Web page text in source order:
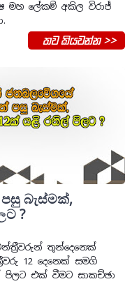
ලේකම් අකිල විරාජ්
තව කියවන්න >>
බැස්මක්,
?
තුන්දෙනෙක්
12 දෙනෙක් සමගි
එක් වීමට සාකච්ඡා